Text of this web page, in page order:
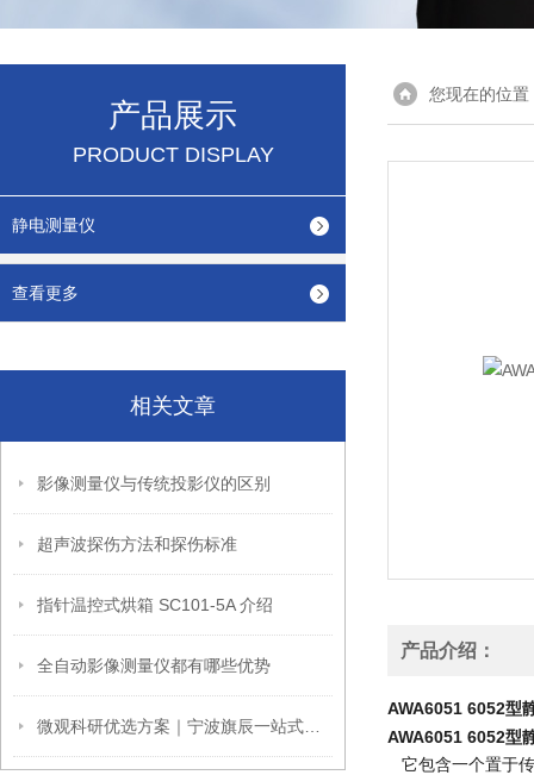
产品展示
PRODUCT DISPLAY
静电测量仪
查看更多
相关文章
影像测量仪与传统投影仪的区别
超声波探伤方法和探伤标准
指针温控式烘箱 SC101-5A 介绍
全自动影像测量仪都有哪些优势
您现在的位置
产品介绍：
AWA6051 6052型
AWA6051 6052型
它包含一个置于